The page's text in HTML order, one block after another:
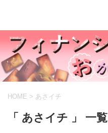
HOME > あさイチ
「 あさイチ 」 一覧